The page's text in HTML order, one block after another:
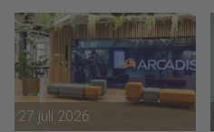
27 juli 2026